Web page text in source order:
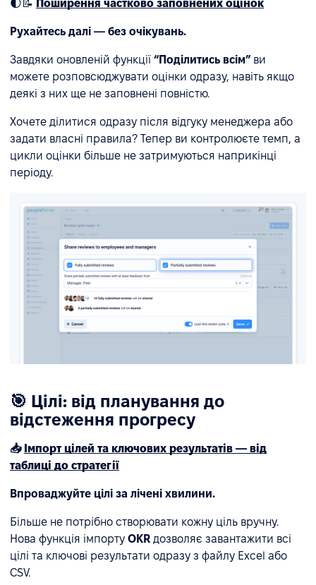
🌓📝 Поширення частково заповнених оцінок
Рухайтесь далі — без очікувань.
Завдяки оновленій функції “Поділитись всім” ви
можете розповсюджувати оцінки одразу, навіть якщо
деякі з них ще не заповнені повністю.
Хочете ділитися одразу після відгуку менеджера або
задати власні правила? Тепер ви контролюєте темп, а
цикли оцінки більше не затримуються наприкінці
періоду.
🎯 Цілі: від планування до
відстеження прогресу
📥 Імпорт цілей та ключових результатів — від
таблиці до стратегії
Впроваджуйте цілі за лічені хвилини.
Більше не потрібно створювати кожну ціль вручну.
Нова функція імпорту OKR дозволяє завантажити всі
цілі та ключові результати одразу з файлу Excel або
CSV.